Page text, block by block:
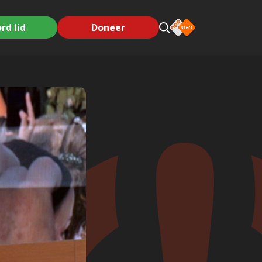
lid Doneer